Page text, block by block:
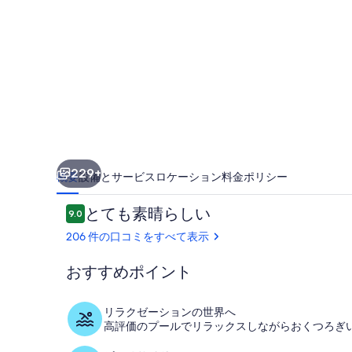
ィ
サ
ン
タ
ュ
リ
ア
229+
概要設備とサービス ロケーション料金ポリシー
口
コ
ミ
9.010段階中9.0
とても素晴らしい
206 件の口コミをすべて表示
おすすめポイント
リラクゼーションの世界へ
高評価のプールでリラックスしながらおくつろぎ